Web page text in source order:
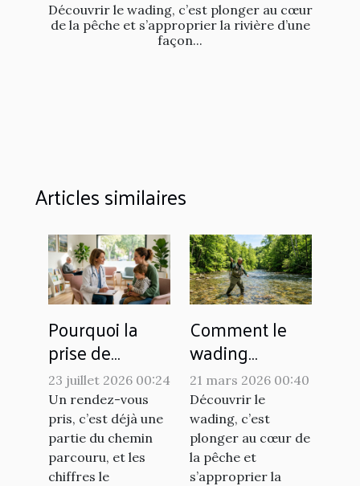
Découvrir le wading, c’est plonger au cœur
de la pêche et s’approprier la rivière d’une
façon...
Articles similaires
Pourquoi la
prise de
rendez-vous
pèse-t-elle
autant dans la
réussite d’une
consultation ?
23 juillet 2026 00:24
Un rendez-vous
pris, c’est déjà une
partie du chemin
parcouru, et les
chiffres le
Comment le
wading
améliore-t-il
l'expérience de
pêche ?
21 mars 2026 00:40
Découvrir le
wading, c’est
plonger au cœur de
la pêche et
s’approprier la